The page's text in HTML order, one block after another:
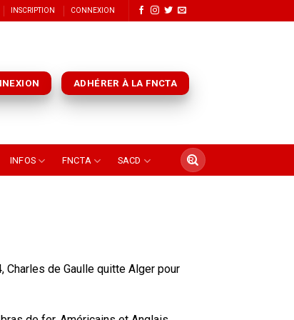
INSCRIPTION CONNEXION
ADHÉRER À LA FNCTA
INFOS FNCTA SACD
Charles de Gaulle quitte Alger pour